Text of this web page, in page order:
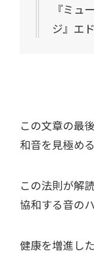
『ミュ
ジ』エ
この文章の最
和音を見極め
この法則が解
協和する音の
健康を増進し